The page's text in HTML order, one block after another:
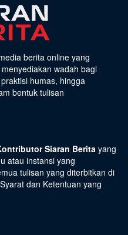
berita online yang
wadah bagi
humas, hingga
bentuk tulisan
Siaran Berita yang
atau instansi yang
tulisan yang diterbitkan di
Syarat dan Ketentuan yang